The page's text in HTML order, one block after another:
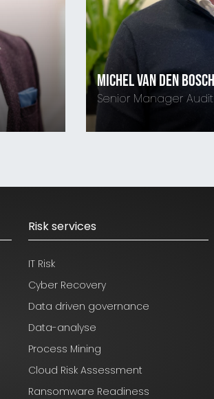
van den Bosch
Senior Manager Audit & Risk
Risk services
IT Risk
Cyber Recovery
Data driven governance
Data-analyse
Process Mining
Cloud Risk Assessment
Ransomware Readiness